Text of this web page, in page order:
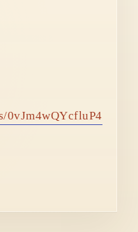
0vJm4wQYcfluP4